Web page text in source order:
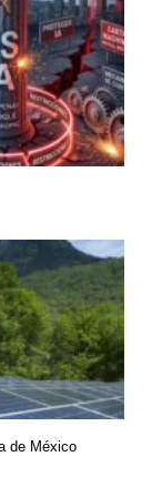
de México